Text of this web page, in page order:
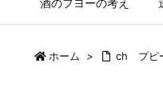
酒のフヨーの考え
ホーム > ch プピ